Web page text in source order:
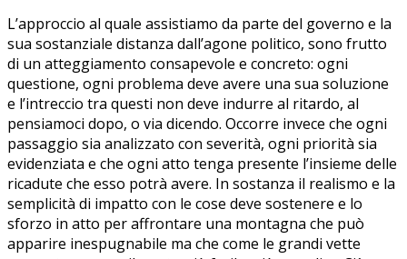
L’approccio al quale assistiamo da parte del governo e la
sua sostanziale distanza dall’agone politico, sono frutto
di un atteggiamento consapevole e concreto: ogni
questione, ogni problema deve avere una sua soluzione
e l’intreccio tra questi non deve indurre al ritardo, al
pensiamoci dopo, o via dicendo. Occorre invece che ogni
passaggio sia analizzato con severità, ogni priorità sia
evidenziata e che ogni atto tenga presente l’insieme delle
ricadute che esso potrà avere. In sostanza il realismo e la
semplicità di impatto con le cose deve sostenere e lo
sforzo in atto per affrontare una montagna che può
apparire inespugnabile ma che come le grandi vette